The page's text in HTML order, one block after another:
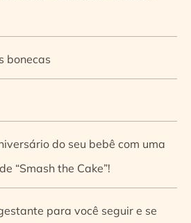
bonecas
do seu bebê com uma
“Smash the Cake”!
para você seguir e se